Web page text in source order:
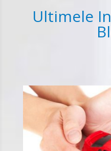
Ultimele